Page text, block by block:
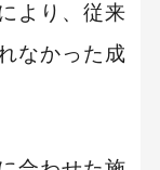
より、従来
なかった成